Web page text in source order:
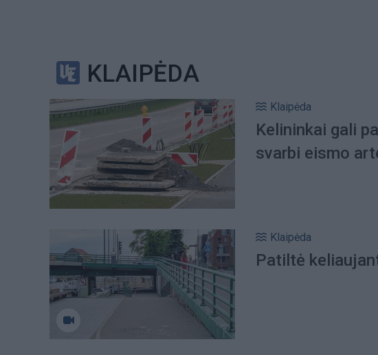
KLAIPĖDA
Klaipėda
Kelininkai gali
svarbi eismo
Klaipėda
Patiltė